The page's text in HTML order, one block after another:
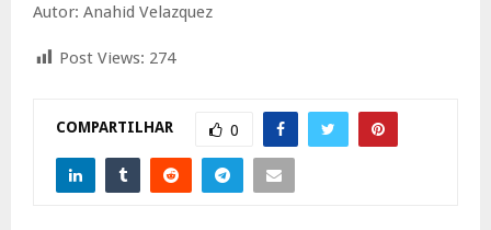
Autor: Anahid Velazquez
Post Views: 274
COMPARTILHAR 0